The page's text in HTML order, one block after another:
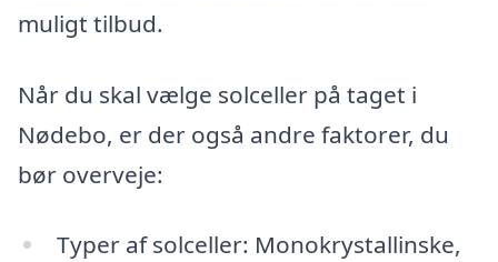
muligt tilbud.
Når du skal vælge solceller på taget i
Nødebo, er der også andre faktorer, du
bør overveje:
Typer af solceller: Monokrystallinske,